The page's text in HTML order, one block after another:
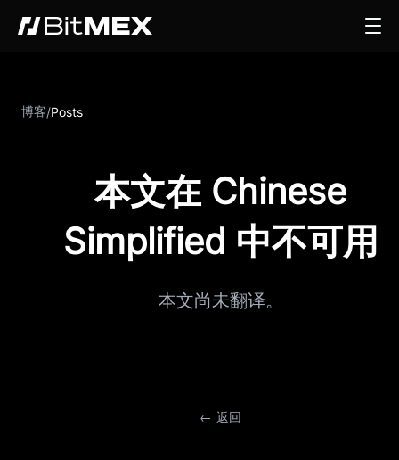
博客/Posts
本文在 Chinese
Simplified 中不可用
本文尚未翻译。
← 返回